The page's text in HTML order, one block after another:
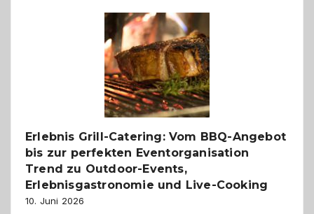
–
die
Gelegenheit,
neue
Reiseziele
zu
entdecken
Erlebnis Grill-Catering: Vom BBQ-Angebot
bis zur perfekten Eventorganisation
Trend zu Outdoor-Events,
Erlebnisgastronomie und Live-Cooking
10. Juni 2026